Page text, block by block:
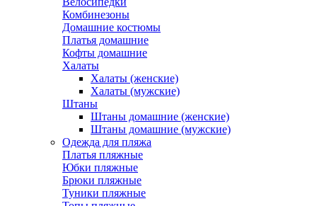
Комбинезоны
Домашние костюмы
Платья домашние
Кофты домашние
Халаты
Халаты (женские)
Халаты (мужские)
Штаны
Штаны домашние (женские)
Штаны домашние (мужские)
Одежда для пляжа
Платья пляжные
Юбки пляжные
Брюки пляжные
Туники пляжные